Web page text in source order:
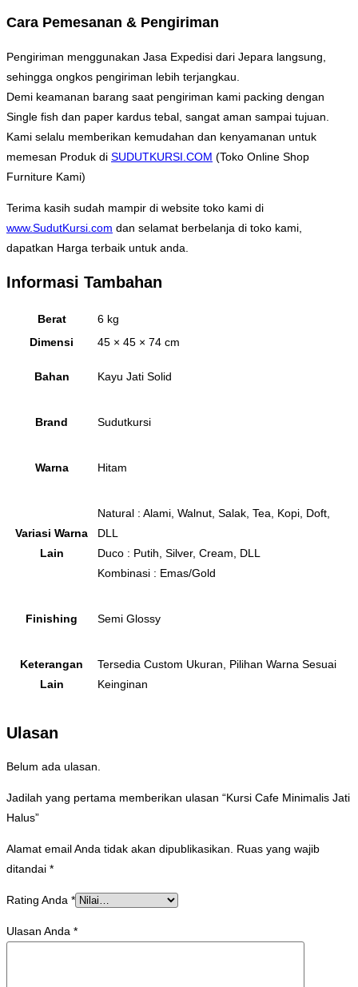
Cara Pemesanan & Pengiriman
Pengiriman menggunakan Jasa Expedisi dari Jepara langsung,
sehingga ongkos pengiriman lebih terjangkau.
Demi keamanan barang saat pengiriman kami packing dengan
Single fish dan paper kardus tebal, sangat aman sampai tujuan.
Kami selalu memberikan kemudahan dan kenyamanan untuk
memesan Produk di SUDUTKURSI.COM (Toko Online Shop
Furniture Kami)
Terima kasih sudah mampir di website toko kami di
www.SudutKursi.com dan selamat berbelanja di toko kami,
dapatkan Harga terbaik untuk anda.
Informasi Tambahan
Berat
6 kg
Dimensi
45 × 45 × 74 cm
Bahan Kayu Jati Solid
Brand Sudutkursi
Warna Hitam
Variasi Warna
Lain
Natural : Alami, Walnut, Salak, Tea, Kopi, Doft,
DLL
Duco : Putih, Silver, Cream, DLL
Kombinasi : Emas/Gold
Finishing Semi Glossy
Keterangan
Lain
Tersedia Custom Ukuran, Pilihan Warna Sesuai
Keinginan
Ulasan
Belum ada ulasan.
Jadilah yang pertama memberikan ulasan “Kursi Cafe Minimalis Jati
Halus”
Alamat email Anda tidak akan dipublikasikan.
Ruas yang wajib
ditandai *
Rating Anda *
Ulasan Anda *